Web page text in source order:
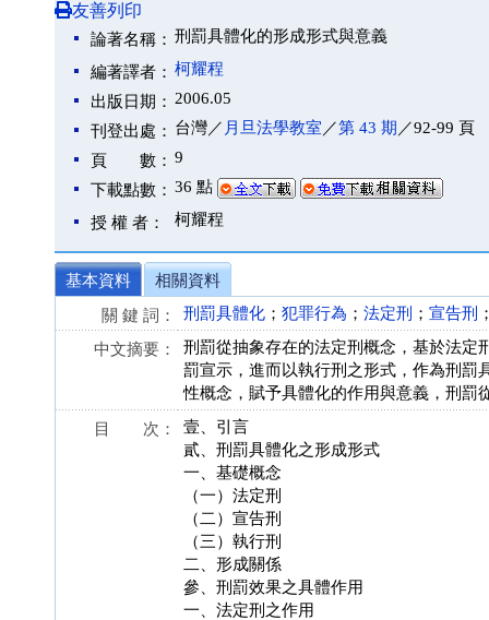
友善列印
論著名稱： 刑罰具體化的形成形式與意義
編著譯者： 柯耀程
出版日期： 2006.05
刊登出處： 台灣／ 月旦法學教室 ／第 43 期 ／92-99 頁
頁 數： 9
下載點數： 36 點
授 權 者： 柯耀程
基本資料
相關資料
關 鍵 詞：
刑罰具體化 ； 犯罪行為 ； 法定刑 ； 宣告刑
中文摘要：
刑罰從抽象存在的法定刑概念，基於法定
罰宣示，進而以執行刑之形式，作為刑罰
性概念，賦予具體化的作用與意義，刑罰
目 次：
壹、引言
貳、刑罰具體化之形成形式
一、基礎概念
（一）法定刑
（二）宣告刑
（三）執行刑
二、形成關係
參、刑罰效果之具體作用
一、法定刑之作用